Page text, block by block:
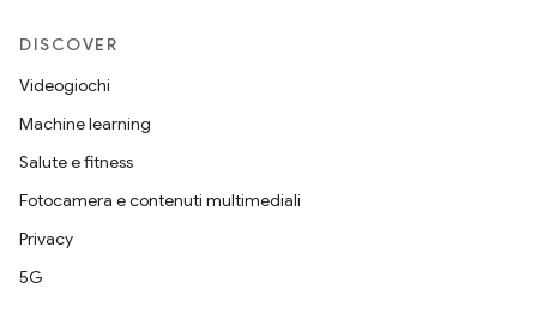
DISCOVER
Videogiochi
Machine learning
Salute e fitness
Fotocamera e contenuti multimediali
Privacy
5G